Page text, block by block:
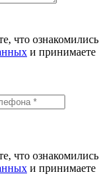
что ознакомились
и принимаете
что ознакомились
и принимаете